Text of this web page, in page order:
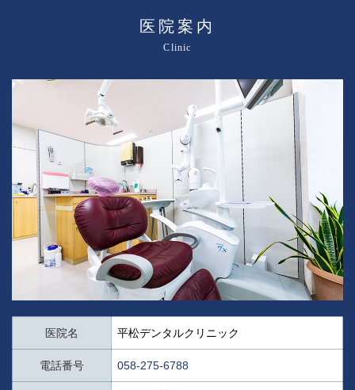
医院案内
Clinic
医院名 平松デンタルクリニック
電話番号 058-275-6788